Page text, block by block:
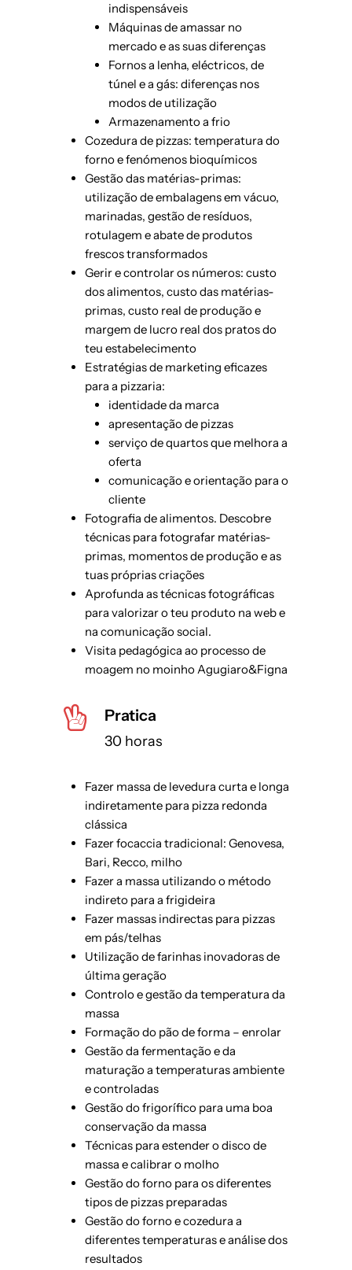
indispensáveis
Máquinas de amassar no
mercado e as suas diferenças
Fornos a lenha, eléctricos, de
túnel e a gás: diferenças nos
modos de utilização
Armazenamento a frio
Cozedura de pizzas: temperatura do
forno e fenómenos bioquímicos
Gestão das matérias-primas:
utilização de embalagens em vácuo,
marinadas, gestão de resíduos,
rotulagem e abate de produtos
frescos transformados
Gerir e controlar os números: custo
dos alimentos, custo das matérias-
primas, custo real de produção e
margem de lucro real dos pratos do
teu estabelecimento
Estratégias de marketing eficazes
para a pizzaria:
identidade da marca
apresentação de pizzas
serviço de quartos que melhora a
oferta
comunicação e orientação para o
cliente
Fotografia de alimentos. Descobre
técnicas para fotografar matérias-
primas, momentos de produção e as
tuas próprias criações
Aprofunda as técnicas fotográficas
para valorizar o teu produto na web e
na comunicação social.
Visita pedagógica ao processo de
moagem no moinho Agugiaro&Figna
Pratica
30 horas
Fazer massa de levedura curta e longa
indiretamente para pizza redonda
clássica
Fazer focaccia tradicional: Genovesa,
Bari, Recco, milho
Fazer a massa utilizando o método
indireto para a frigideira
Fazer massas indirectas para pizzas
em pás/telhas
Utilização de farinhas inovadoras de
última geração
Controlo e gestão da temperatura da
massa
Formação do pão de forma – enrolar
Gestão da fermentação e da
maturação a temperaturas ambiente
e controladas
Gestão do frigorífico para uma boa
conservação da massa
Técnicas para estender o disco de
massa e calibrar o molho
Gestão do forno para os diferentes
tipos de pizzas preparadas
Gestão do forno e cozedura a
diferentes temperaturas e análise dos
resultados